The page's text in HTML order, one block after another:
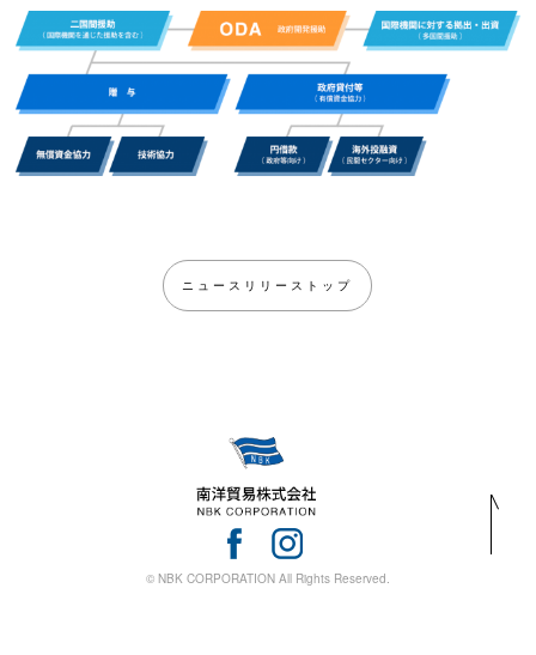
ニュースリリーストップ
© NBK CORPORATION All Rights Reserved.